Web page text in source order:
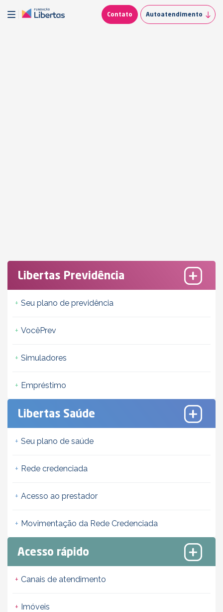
Contato Autoatendimento
Libertas Previdência
Seu plano de previdência
VocêPrev
Simuladores
Empréstimo
Libertas Saúde
Seu plano de saúde
Rede credenciada
Acesso ao prestador
Movimentação da Rede Credenciada
Acesso rápido
Canais de atendimento
Imóveis